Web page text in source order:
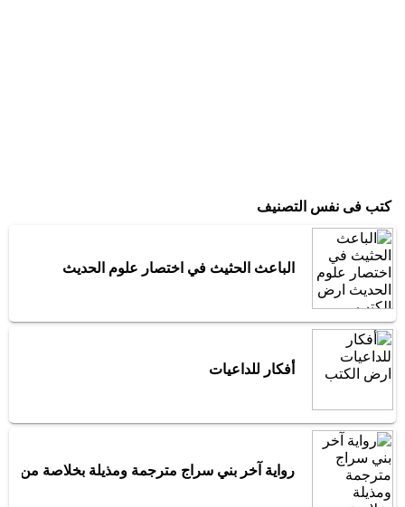
كتب فى نفس التصنيف
الباعث الحثيث في اختصار علوم الحديث
أفكار للداعيات
رواية آخر بني سراج مترجمة ومذيلة بخلاصة من